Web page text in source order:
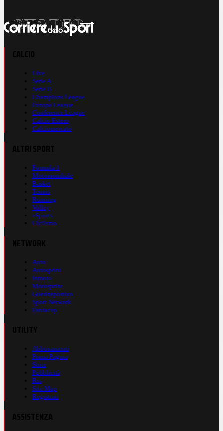
Live
Serie A
Serie B
Champions League
Europa League
Conference League
Calcio Estero
Calciomercato
Formula 1
Motomondiale
Basket
Tennis
Running
Volley
eSports
Ciclismo
Auto
Autosprint
Inmoto
Motosprint
Guerinsportivo
Sport Network
Fantacup
Abbonamenti
Prima Pagina
Store
Pubblicità
Rss
Site Map
Registrati